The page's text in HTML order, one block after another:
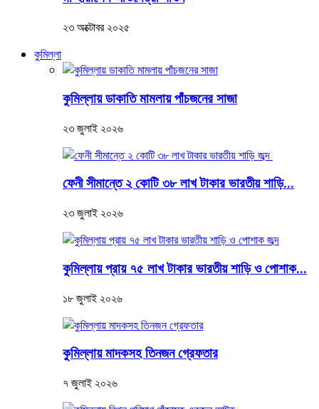
২৩ অক্টোবর ২০২৫
কুমিল্লা
কুমিল্লায় ডাকাতি মামলায় পাঁচজনের সাজা
২৩ জুলাই ২০২৬
ফেনী সীমান্তে ২ কোটি ৩৮ লাখ টাকার ভারতীয় শাড়ি...
২৩ জুলাই ২০২৬
কুমিল্লায় প্রায় ৭৫ লাখ টাকার ভারতীয় শাড়ি ও পোশাক...
১৮ জুলাই ২০২৬
কুমিল্লায় মাদকসহ তিনজন গ্রেফতার
৭ জুলাই ২০২৬